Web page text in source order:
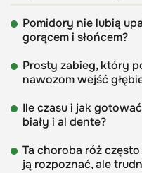
Pomidory nie lubią
gorącem i słońcem?
Prosty zabieg, który
nawozom wejść
Ile czasu i jak
biały i al dente?
Ta choroba róż
ją rozpoznać, ale